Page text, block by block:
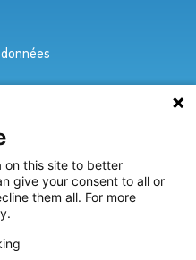
de l'innovation
et fournissons avec
innovantes pour tous les
on this site to better
give your consent to all or
them all. For more